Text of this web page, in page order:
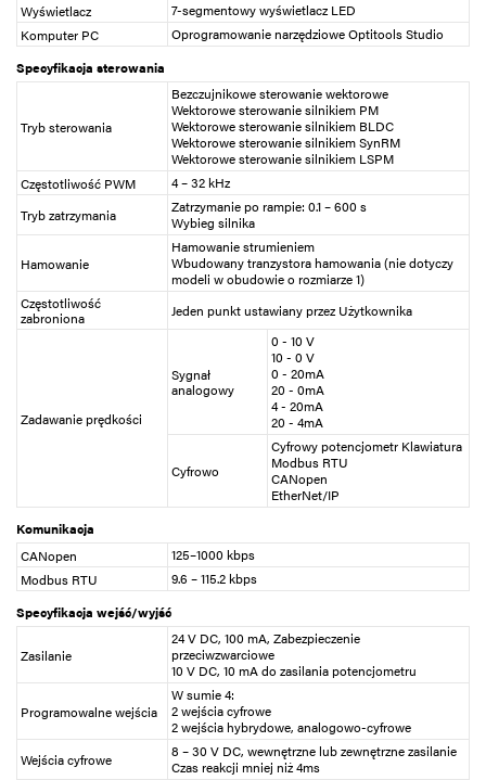
Wyświetlacz
7-segmentowy wyświetlacz LED
Komputer PC
Oprogramowanie narzędziowe Optitools Studio
Specyfikacja sterowania
Tryb sterowania
Bezczujnikowe sterowanie wektorowe
Wektorowe sterowanie silnikiem PM
Wektorowe sterowanie silnikiem BLDC
Wektorowe sterowanie silnikiem SynRM
Wektorowe sterowanie silnikiem LSPM
Częstotliwość PWM
4 – 32 kHz
Tryb zatrzymania
Zatrzymanie po rampie: 0.1 – 600 s
Wybieg silnika
Hamowanie
Hamowanie strumieniem
Wbudowany tranzystora hamowania (nie dotyczy
modeli w obudowie o rozmiarze 1)
Częstotliwość
zabroniona Jeden punkt ustawiany przez Użytkownika
Zadawanie prędkości
Sygnał
analogowy
0 - 10 V
10 - 0 V
0 - 20mA
20 - 0mA
4 - 20mA
20 - 4mA
Cyfrowo
Cyfrowy potencjometr Klawiatura
Modbus RTU
CANopen
EtherNet/IP
Komunikacja
CANopen
125–1000 kbps
Modbus RTU
9.6 – 115.2 kbps
Specyfikacja wejść/wyjść
Zasilanie
24 V DC, 100 mA, Zabezpieczenie
przeciwzwarciowe
10 V DC, 10 mA do zasilania potencjometru
Programowalne wejścia
W sumie 4:
2 wejścia cyfrowe
2 wejścia hybrydowe, analogowo-cyfrowe
Wejścia cyfrowe
8 – 30 V DC, wewnętrzne lub zewnętrzne zasilanie
Czas reakcji mniej niż 4ms